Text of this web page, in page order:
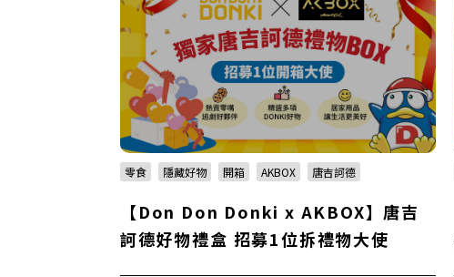
零食 隱藏好物 開箱 AKBOX 唐吉訶德
【Don Don Donki x AKBOX】唐吉
訶德好物禮盒 招募1位拆禮物大使